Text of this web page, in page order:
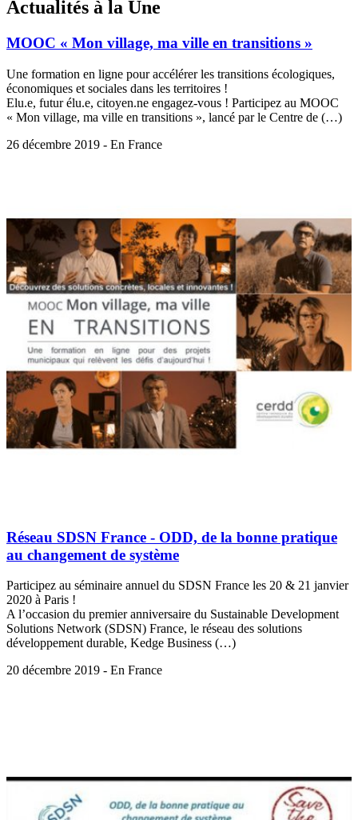
Actualités à la Une
MOOC « Mon village, ma ville en transitions »
Une formation en ligne pour accélérer les transitions écologiques,
économiques et sociales dans les territoires !
Elu.e, futur élu.e, citoyen.ne engagez-vous ! Participez au MOOC
« Mon village, ma ville en transitions », lancé par le Centre de (…)
26 décembre 2019 - En France
Réseau SDSN France - ODD, de la bonne pratique
au changement de système
Participez au séminaire annuel du SDSN France les 20 & 21 janvier
2020 à Paris !
A l’occasion du premier anniversaire du Sustainable Development
Solutions Network (SDSN) France, le réseau des solutions
développement durable, Kedge Business (…)
20 décembre 2019 - En France